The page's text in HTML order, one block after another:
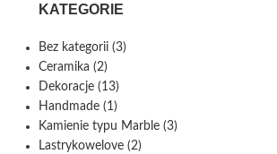
KATEGORIE
Bez kategorii(3)
Ceramika (2)
Dekoracje(13)
Handmade(1)
Kamienie typu Marble(3)
Lastrykowelove(2)